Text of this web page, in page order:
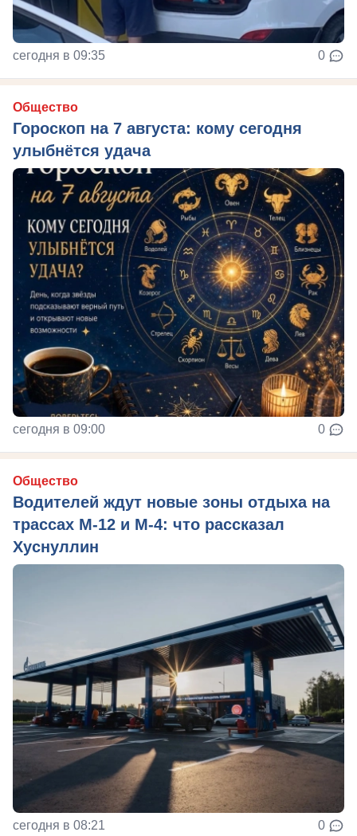
сегодня в 09:35 0
Общество
Гороскоп на 7 августа: кому сегодня
улыбнётся удача
сегодня в 09:00 0
Общество
Водителей ждут новые зоны отдыха на
трассах М-12 и М-4: что рассказал
Хуснуллин
сегодня в 08:21 0